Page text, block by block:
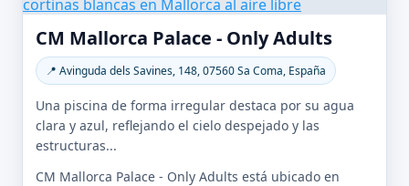
CM Mallorca Palace - Only Adults
📍 Avinguda dels Savines, 148, 07560 Sa Coma, España
Una piscina de forma irregular destaca por su agua
clara y azul, reflejando el cielo despejado y las
estructuras...
CM Mallorca Palace - Only Adults está ubicado en